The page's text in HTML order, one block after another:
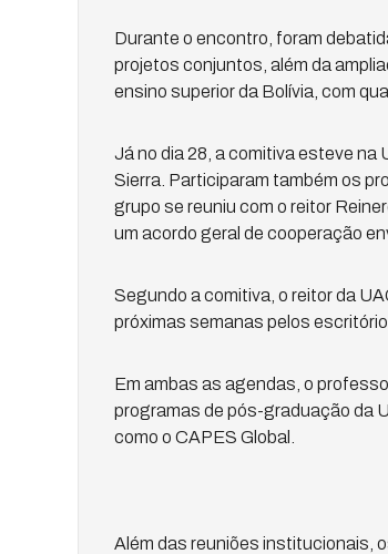
Durante o encontro, foram
projetos conjuntos, além da
ensino superior da Bolívia, com
Já no dia 28, a comitiva esteve na
Sierra. Participaram também os
grupo se reuniu com o reitor
um acordo geral de cooperação
Segundo a comitiva, o reitor da
próximas semanas pelos
Em ambas as agendas, o
programas de pós-graduação da
como o CAPES Global.
Além das reuniões institucionais,